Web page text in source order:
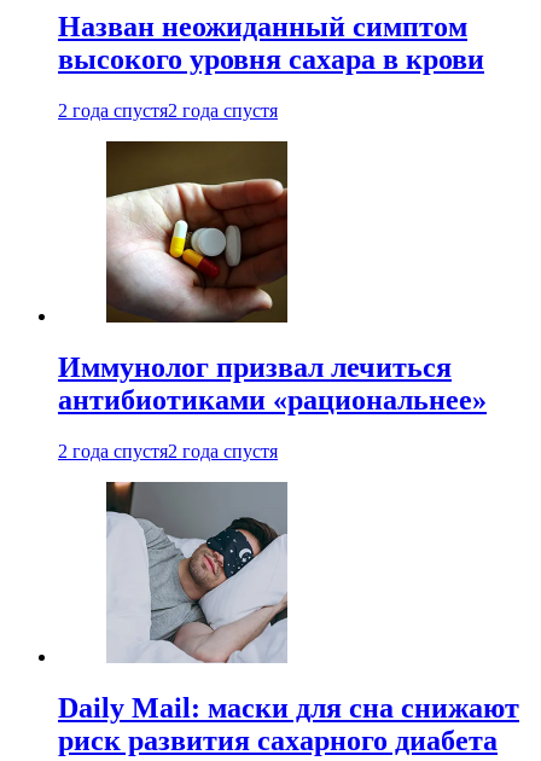
Назван неожиданный симптом
высокого уровня сахара в крови
2 года спустя2 года спустя
Иммунолог призвал лечиться
антибиотиками «рациональнее»
2 года спустя2 года спустя
Daily Mail: маски для сна снижают
риск развития сахарного диабета